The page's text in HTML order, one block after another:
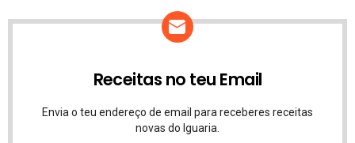
Receitas no teu Email
Envia o teu endereço de email para receberes receitas
novas do Iguaria.